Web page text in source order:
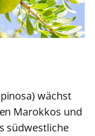
wächst
Marokkos und
südwestliche